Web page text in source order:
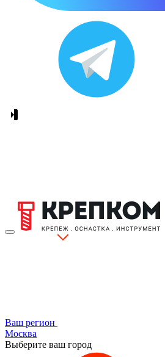
Ваш регион
Москва
Выберите ваш город